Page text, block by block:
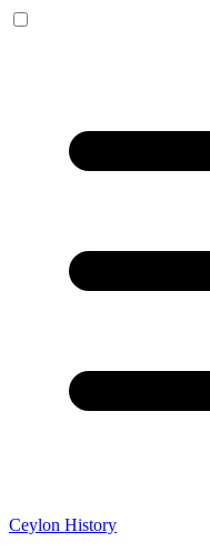
Ceylon History